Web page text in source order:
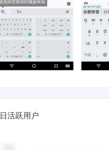
日活跃用户